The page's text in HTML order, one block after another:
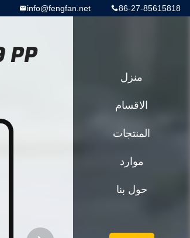
86-27-85615818
info@fengfan.net
منزل
الاقسام
المنتجات
موارد
حول بنا